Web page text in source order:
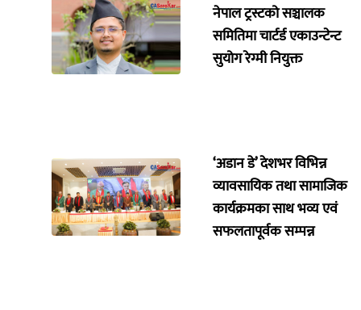
नेपाल ट्रस्टको सञ्चालक
समितिमा चार्टर्ड एकाउन्टेन्ट
सुयोग रेग्मी नियुक्त
‘अडान डे’ देशभर विभिन्न
व्यावसायिक तथा सामाजिक
कार्यक्रमका साथ भव्य एवं
सफलतापूर्वक सम्पन्न